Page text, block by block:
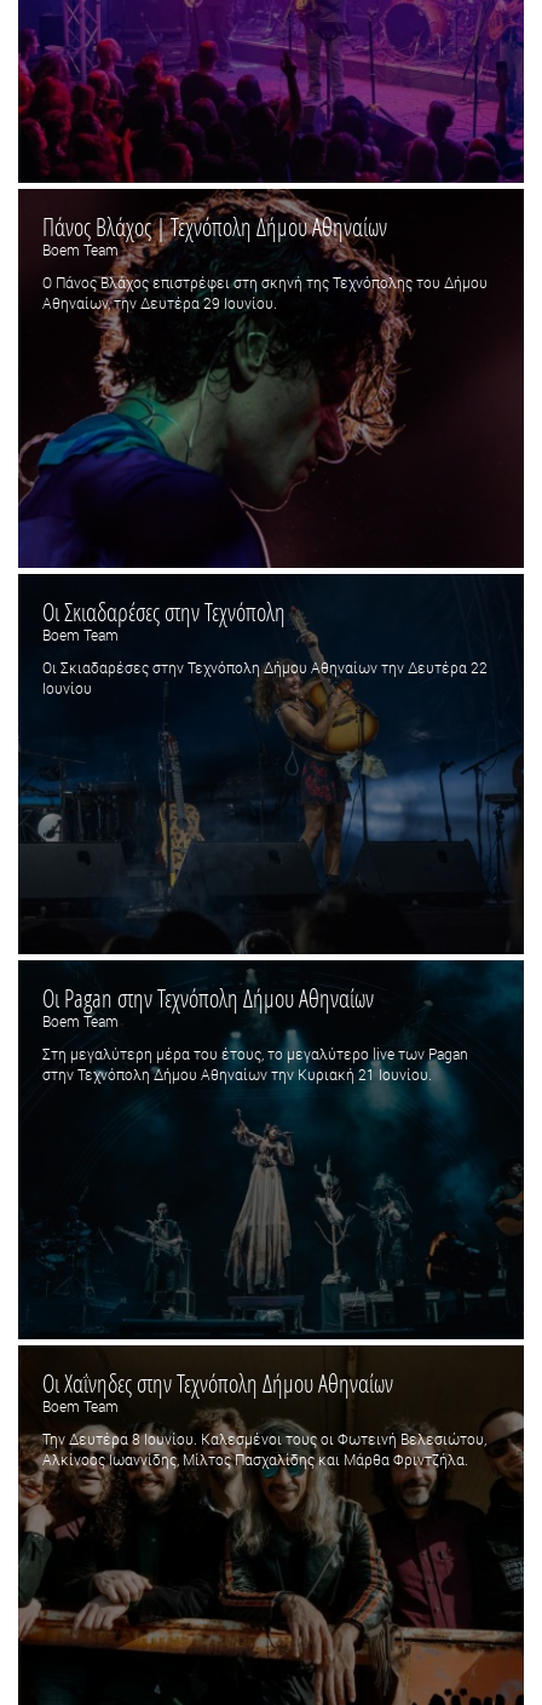
Πάνος Βλάχος | Τεχνόπολη Δήμου Αθηναίων
Boem Team
Ο Πάνος Βλάχος επιστρέφει στη σκηνή της Τεχνόπολης του Δήμου
Αθηναίων, την Δευτέρα 29 Ιουνίου.
Οι Σκιαδαρέσες στην Τεχνόπολη
Boem Team
Οι Σκιαδαρέσες στην Τεχνόπολη Δήμου Αθηναίων την Δευτέρα 22
Ιουνίου
Οι Pagan στην Τεχνόπολη Δήμου Αθηναίων
Boem Team
Στη μεγαλύτερη μέρα του έτους, το μεγαλύτερο live των Pagan
στην Τεχνόπολη Δήμου Αθηναίων την Κυριακή 21 Ιουνίου.
Οι Χαΐνηδες στην Τεχνόπολη Δήμου Αθηναίων
Boem Team
Την Δευτέρα 8 Ιουνίου. Καλεσμένοι τους οι Φωτεινή Βελεσιώτου,
Αλκίνοος Ιωαννίδης, Μίλτος Πασχαλίδης και Μάρθα Φριντζήλα.